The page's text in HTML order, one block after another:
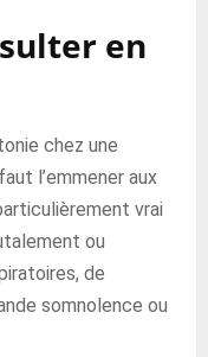
en
chez une
l’emmener aux
vrai
ou
de
somnolence ou